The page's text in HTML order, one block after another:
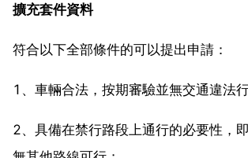
擴充套件資料
符合以下全部條件的可以提出申請：
1、車輛合法，按期審驗並無交通違法
2、具備在禁行路段上通行的必要性，